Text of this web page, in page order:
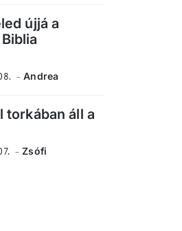
újjá a
Andrea
torkában áll a
Zsófi